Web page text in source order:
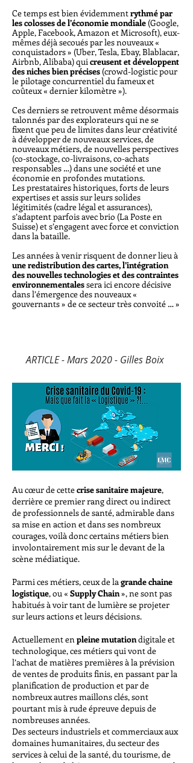
Ce temps est bien évidemmentrythmé par
les colosses de l’économie mondiale (Google,
Apple, Facebook, Amazon et Microsoft), eux-
mêmes déjà secoués par les nouveaux «
conquistadors » (Uber, Tesla, Ebay, Blablacar,
Airbnb, Alibaba) quicreusent et développent
des niches bien précises (crowd-logistic pour
le pilotage concurrentiel du fameux et
coûteux « dernier kilomètre »).
Ces derniers se retrouvent même désormais
talonnés par des explorateurs qui ne se
fixent que peu de limites dans leur créativité
à développer de nouveaux services, de
nouveaux métiers, de nouvelles perspectives
(co-stockage, co-livraisons, co-achats
responsables …) dans une société et une
économie en profondes mutations.
Les prestataires historiques, forts de leurs
expertises et assis sur leurs solides
légitimités (cadre légal et assurances),
s’adaptent parfois avec brio (La Poste en
Suisse) et s’engagent avec force et conviction
dans la bataille.
Les années à venir risquent de donner lieu à
une redistribution des cartes, l’intégration
des nouvelles technologies et des contraintes
environnementalessera ici encore décisive
dans l’émergence des nouveaux «
gouvernants » de ce secteur très convoité … »
ARTICLE - Mars 2020 - Gilles Boix
Au cœur de cettecrise sanitaire majeure,
derrière ce premier rang direct ou indirect
de professionnels de santé, admirable dans
sa mise en action et dans ses nombreux
courages, voilà donc certains métiers bien
involontairement mis sur le devant de la
scène médiatique.
Parmi ces métiers, ceux de lagrande chaine
logistique, ou « Supply Chain», ne sont pas
habitués à voir tant de lumière se projeter
sur leurs actions et leurs décisions.
Actuellement enpleine mutationdigitale et
technologique, ces métiers qui vont de
l’achat de matières premières à la prévision
de ventes de produits finis, en passant par la
planification de production et par de
nombreux autres maillons clés, sont
pourtant mis à rude épreuve depuis de
nombreuses années.
Des secteurs industriels et commerciaux aux
domaines humanitaires, du secteur des
services à celui de la santé, du tourisme, de